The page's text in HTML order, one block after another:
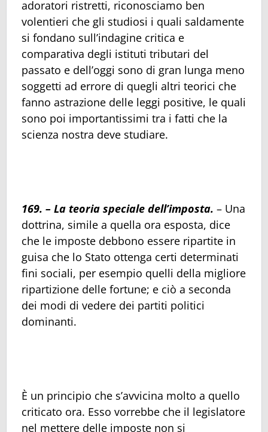
adoratori ristretti, riconosciamo ben
volentieri che gli studiosi i quali saldamente
si fondano sull’indagine critica e
comparativa degli istituti tributari del
passato e dell’oggi sono di gran lunga meno
soggetti ad errore di quegli altri teorici che
fanno astrazione delle leggi positive, le quali
sono poi importantissimi tra i fatti che la
scienza nostra deve studiare.
169. – La teoria speciale dell’imposta. – Una
dottrina, simile a quella ora esposta, dice
che le imposte debbono essere ripartite in
guisa che lo Stato ottenga certi determinati
fini sociali, per esempio quelli della migliore
ripartizione delle fortune; e ciò a seconda
dei modi di vedere dei partiti politici
dominanti.
È un principio che s’avvicina molto a quello
criticato ora. Esso vorrebbe che il legislatore
nel mettere delle imposte non si